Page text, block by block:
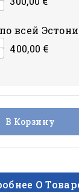
всей
400,00 €
В Корзину
О